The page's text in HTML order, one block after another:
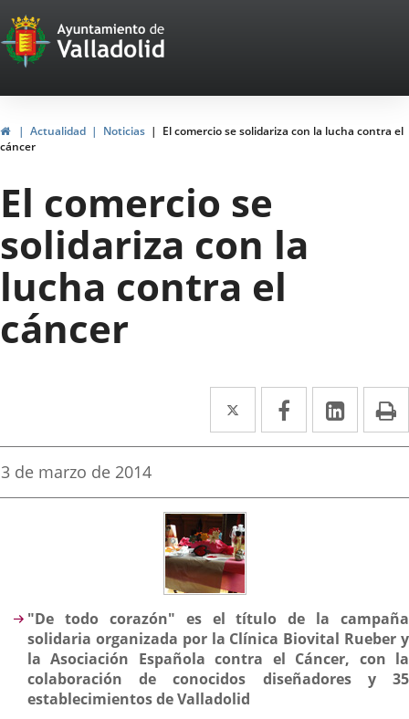
Portal
Web
del
Ayuntamiento
de
Valladolid
InicioActualidad Noticias
El comercio se solidariza con la lucha contra el
cáncer
El comercio se
solidariza con la
lucha contra el
cáncer
Twitter
Enlace
a
aplicación
externa.
Facebook
Enlace
a
aplicación
Enlace
a
Fecha
la
3 de marzo de 2014
Descripción
"De todo corazón" es el título de la campaña
solidaria organizada por la Clínica Biovital Rueber y
la Asociación Española contra el Cáncer, con la
colaboración de conocidos diseñadores y 35
establecimientos de Valladolid